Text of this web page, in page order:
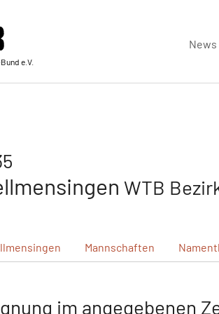
e.V.
News
WTB
Mannschaften
im angegebenen